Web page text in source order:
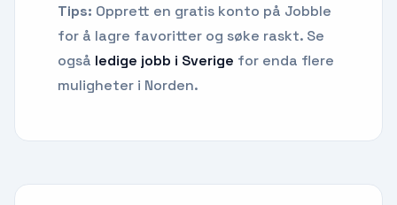
Tips: Opprett en gratis konto på Jobble
for å lagre favoritter og søke raskt. Se
også ledige jobb i Sverige for enda flere
muligheter i Norden.